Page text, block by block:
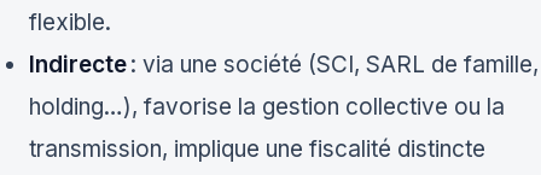
flexible.
Indirecte: via une société (SCI, SARL de famille,
holding…), favorise la gestion collective ou la
transmission, implique une fiscalité distincte